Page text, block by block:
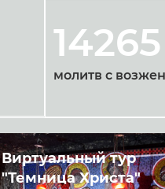
14265
молитв с
Виртуальный тур
"Темница Христа"